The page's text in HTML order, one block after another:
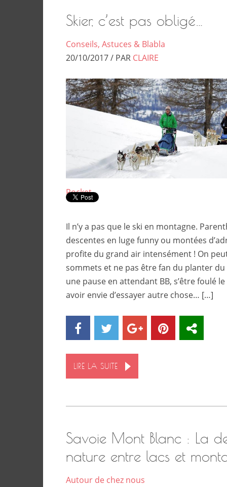
Skier, c’est pas obligé…
Conseils, Astuces & Blabla
20/10/2017 / PAR CLAIRE
Pocket
Il n’y a pas que le ski en montagne.
descentes en luge funny ou montées
profite du grand air intensément ! On
sommets et ne pas être fan du planter du
une pause en attendant BB, s’être foulé
avoir envie d’essayer autre chose… […]
LIRE LA SUITE
Savoie Mont Blanc : La
nature entre lacs et
Autour de chez nous